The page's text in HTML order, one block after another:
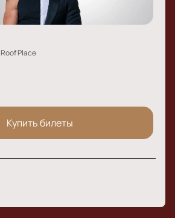
Roof Place
Купить билеты